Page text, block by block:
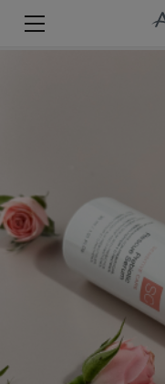
TWARZ
ANUBIS MED
MARKOWE PRODUKTY
Historia marki
Zestawy promocyjne